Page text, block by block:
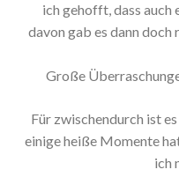
ich gehofft, dass auch
davon gab es dann doch
Große
Für zwischendurch ist
einige heiße Momente
ich